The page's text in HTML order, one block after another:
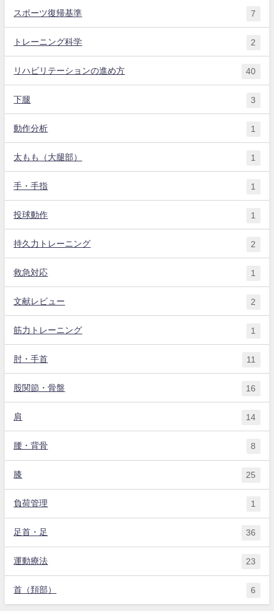
スポーツ復帰基準 7
トレーニング科学 2
リハビリテーションの進め方 40
下腿 3
動作分析 1
太もも（大腿部） 1
手・手指 1
投球動作 1
持久力トレーニング 2
救急対応 1
文献レビュー 2
筋力トレーニング 1
肘・手首 11
股関節・骨盤 16
肩 14
腰・背骨 8
膝 25
負荷管理 1
足首・足 36
運動療法 23
首（頚部） 6